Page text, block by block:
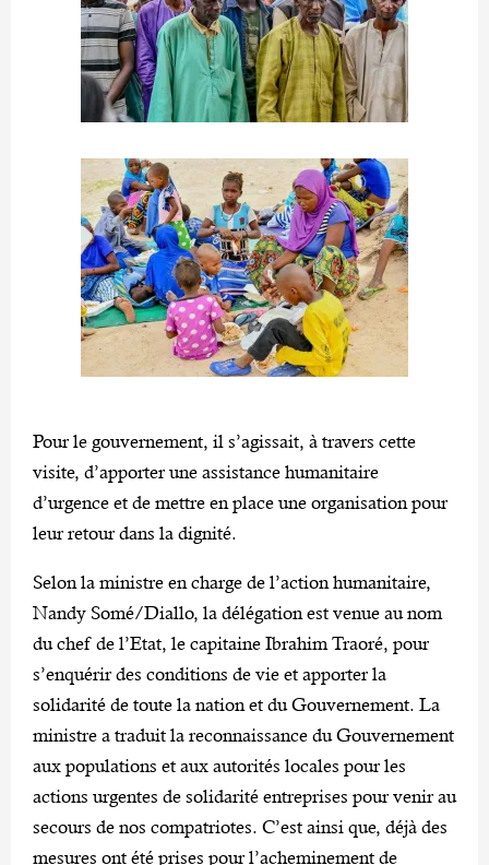
Pour le gouvernement, il s’agissait, à travers cette
visite, d’apporter une assistance humanitaire
d’urgence et de mettre en place une organisation pour
leur retour dans la dignité.
Selon la ministre en charge de l’action humanitaire,
Nandy Somé/Diallo, la délégation est venue au nom
du chef de l’Etat, le capitaine Ibrahim Traoré, pour
s’enquérir des conditions de vie et apporter la
solidarité de toute la nation et du Gouvernement. La
ministre a traduit la reconnaissance du Gouvernement
aux populations et aux autorités locales pour les
actions urgentes de solidarité entreprises pour venir au
secours de nos compatriotes. C’est ainsi que, déjà des
mesures ont été prises pour l’acheminement de